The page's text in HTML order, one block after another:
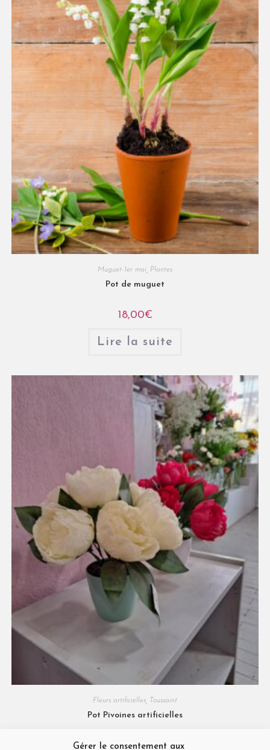
Gérer le consentement aux
Muguet-1er mai Plantes
Pot de muguet
18,00€
Lire la suite
Fleurs artificielles Toussaint
Pot Pivoines artificielles
21,00€